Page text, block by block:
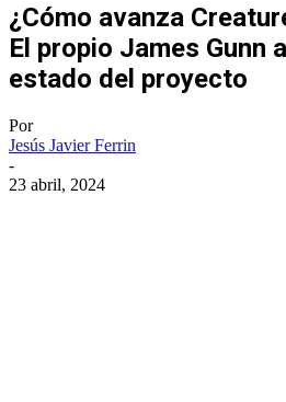
¿Cómo avanza
El propio James Gunn
estado del proyecto
Por
Jesús Javier Ferrin
-
23 abril, 2024